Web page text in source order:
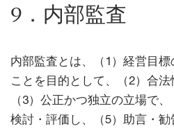
9．内部監査
内部監査とは、（1）経営目
ことを目的として、（2）合法
（3）公正かつ独立の立場で
検討・評価し、（5）助言・勧